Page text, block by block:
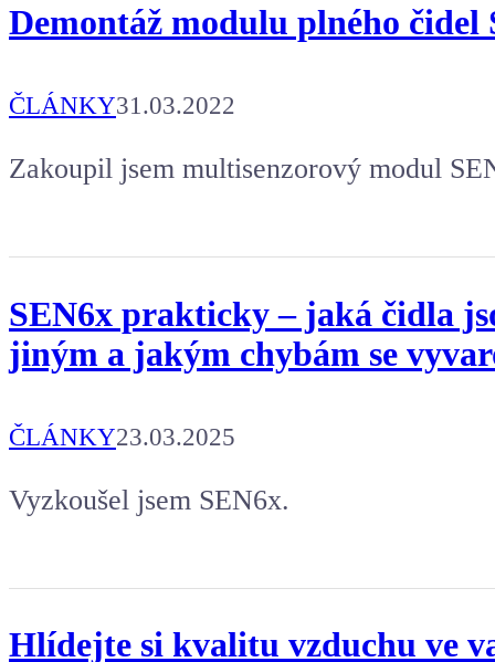
Demontáž modulu plného čidel
ČLÁNKY31.03.2022
Zakoupil jsem multisenzorový modul
SEN6x prakticky – jaká čidla
jiným a jakým chybám se
ČLÁNKY23.03.2025
Vyzkoušel jsem SEN6x.
Hlídejte si kvalitu vzduchu ve